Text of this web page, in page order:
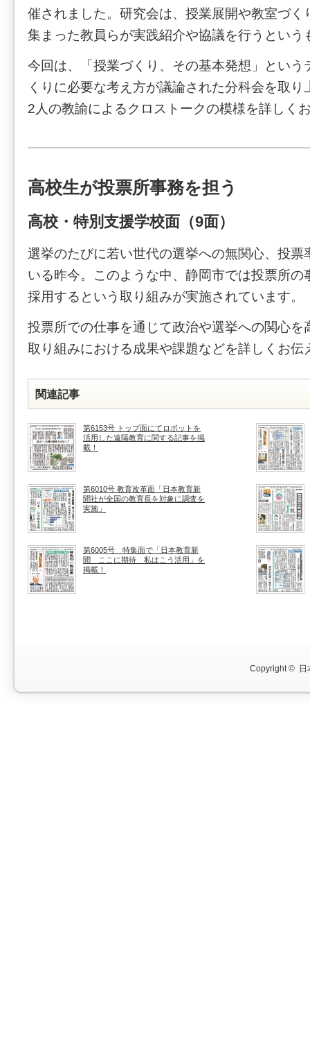
催されました。研究会は、授業展開や教室づく
集まった教員らが実践紹介や協議を行うという
今回は、「授業づくり、その基本発想」という
くりに必要な考え方が議論された分科会を取
2人の教諭によるクロストークの模様を詳しく
高校生が投票所事務を担う
高校・特別支援学校面（9面）
選挙のたびに若い世代の選挙への無関心、投票
いる昨今。このような中、静岡市では投票所の
採用するという取り組みが実施されています。
投票所での仕事を通じて政治や選挙への関心を
取り組みにおける成果や課題などを詳しくお伝
関連記事
第6153号 トップ面にてロボットを
活用した遠隔教育に関する記事を掲
載！
第6010号 教育改革面「日本教育新
聞社が全国の教育長を対象に調査を
実施」
第6005号 特集面で「日本教育新
聞 ここに期待 私はこう活用」を
掲載！
Copyright © 日